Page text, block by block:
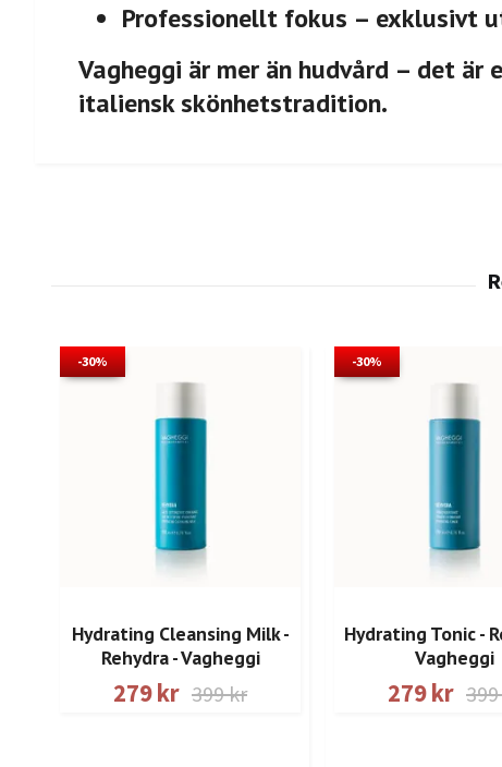
Professionellt fokus – exklusivt
Vagheggi är mer än hudvård – det
italiensk skönhetstradition.
-30%
Hydrating Cleansing Milk -
Rehydra - Vagheggi
279 kr 399 kr
-30%
Hydrating Tonic -
Vagheggi
279 kr